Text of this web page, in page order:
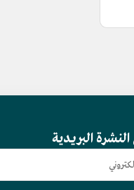
البريدية